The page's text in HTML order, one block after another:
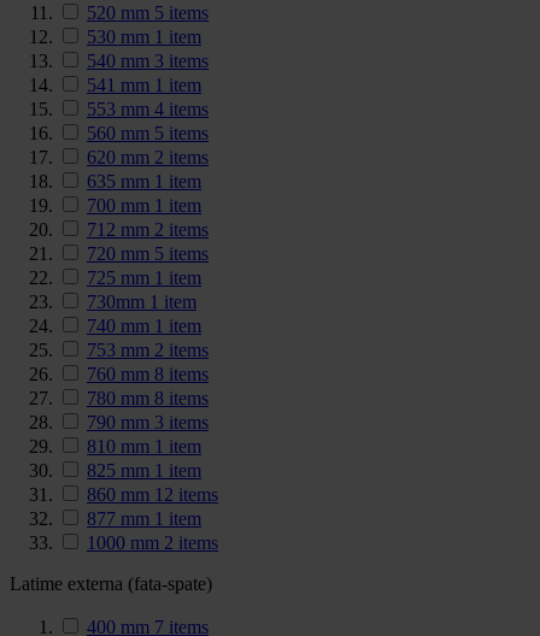
520 mm 5 items
530 mm 1 item
540 mm 3 items
541 mm 1 item
553 mm 4 items
560 mm 5 items
620 mm 2 items
635 mm 1 item
700 mm 1 item
712 mm 2 items
720 mm 5 items
725 mm 1 item
730mm 1 item
740 mm 1 item
753 mm 2 items
760 mm 8 items
780 mm 8 items
790 mm 3 items
810 mm 1 item
825 mm 1 item
860 mm 12 items
877 mm 1 item
1000 mm 2 items
Latime externa (fata-spate)
400 mm 7 items